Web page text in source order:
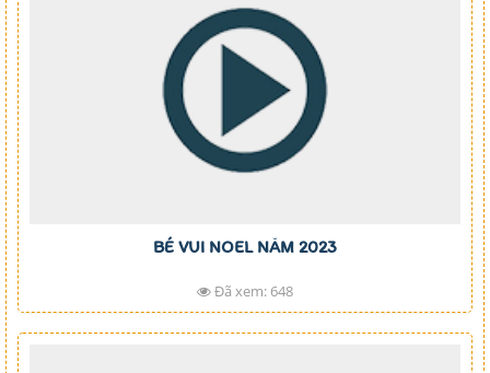
BÉ VUI NOEL NĂM 2023
Đã xem: 648